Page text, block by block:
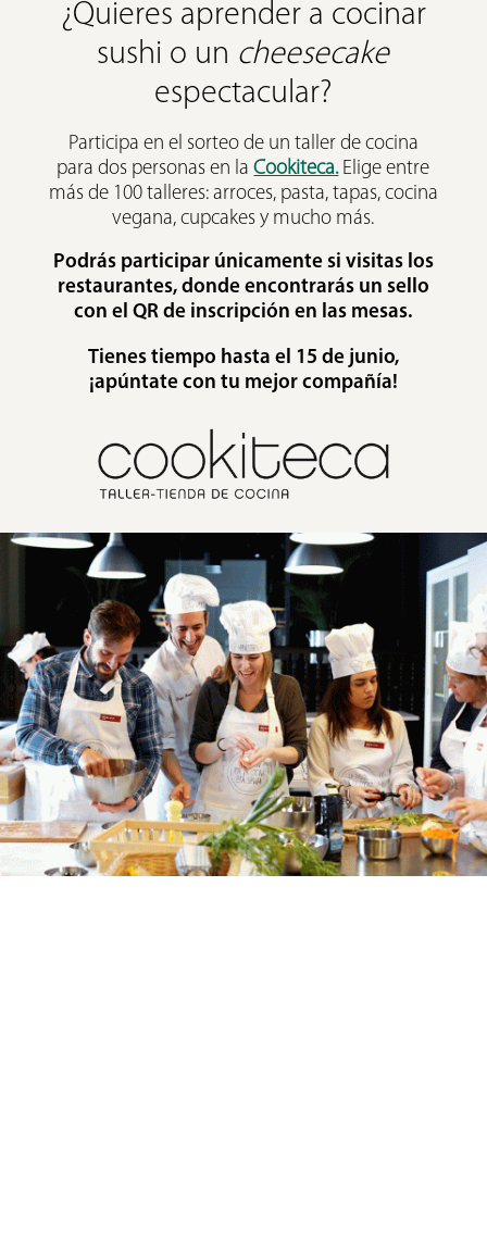
¿Quieres aprender a cocinar
sushi o un cheesecake
espectacular?
Participa en el sorteo de un taller de cocina
para dos personas en laCookiteca.Elige entre
más de 100 talleres: arroces, pasta, tapas, cocina
vegana, cupcakes y mucho más.
Podrás participar únicamente si visitas los
restaurantes, donde encontrarás un sello
con el QR de inscripción en las mesas.
Tienes tiempo hasta el 15 de junio,
¡apúntate con tu mejor compañía!